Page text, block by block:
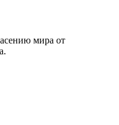
мира от